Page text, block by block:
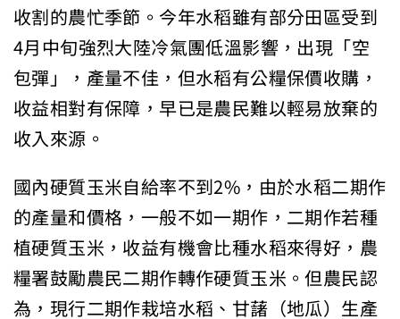
收割的農忙季節。今年水稻雖有部分田區受到
4月中旬強烈大陸冷氣團低溫影響，出現「空
包彈」，產量不佳，但水稻有公糧保價收購，
收益相對有保障，早已是農民難以輕易放棄的
收入來源。
國內硬質玉米自給率不到2%，由於水稻二期作
的產量和價格，一般不如一期作，二期作若種
植硬質玉米，收益有機會比種水稻來得好，農
糧署鼓勵農民二期作轉作硬質玉米。但農民認